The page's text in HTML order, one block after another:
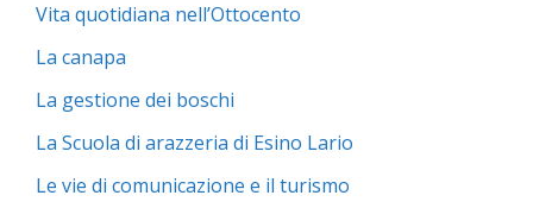
Vita quotidiana nell’Ottocento
La canapa
La gestione dei boschi
La Scuola di arazzeria di Esino Lario
Le vie di comunicazione e il turismo